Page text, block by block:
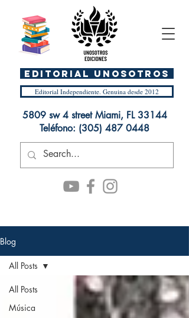
Editorial Independiente. Genuina desde 2012
5809 sw 4 street Miami, FL 33144
Teléfono: (305) 487 0448
EDITORIAL UnosOtros
Blog
All Posts
Música
All Posts